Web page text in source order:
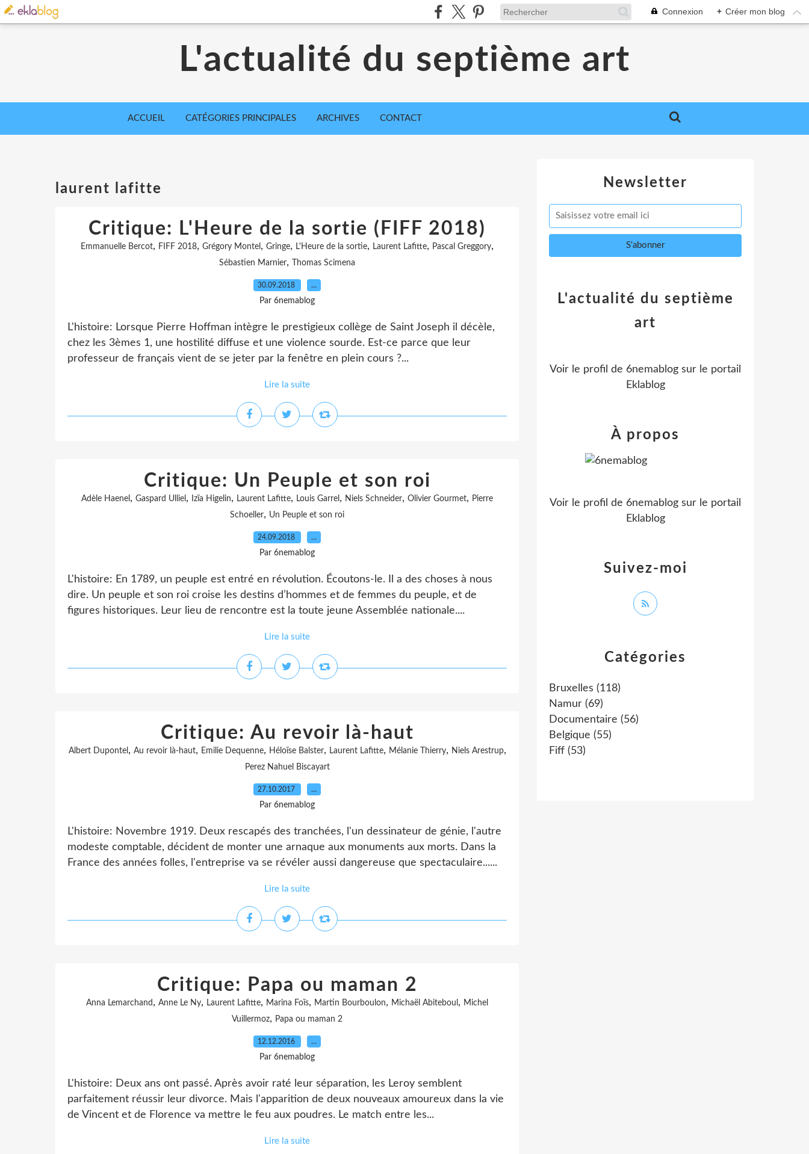
Connexion + Créer mon blog
L'actualité du septième art
ACCUEIL CATÉGORIES PRINCIPALES ARCHIVES CONTACT
laurent lafitte
Critique: L'Heure de la sortie (FIFF 2018)
Emmanuelle Bercot, FIFF 2018, Grégory Montel , Gringe, L'Heure de la sortie, Laurent Lafitte, Pascal Greggory,
Sébastien Marnier, Thomas Scimena
30.09.2018 …
Par 6nemablog
L'histoire: Lorsque Pierre Hoffman intègre le prestigieux collège de Saint Joseph il décèle,
chez les 3èmes 1, une hostilité diffuse et une violence sourde. Est-ce parce que leur
professeur de français vient de se jeter par la fenêtre en plein cours ?...
Lire la suite
Critique: Un Peuple et son roi
Adèle Haenel , Gaspard Ulliel , Izïa Higelin, Laurent Lafitte, Louis Garrel , Niels Schneider, Olivier Gourmet, Pierre
Schoeller, Un Peuple et son roi
24.09.2018 …
Par 6nemablog
L'histoire: En 1789, un peuple est entré en révolution. Écoutons-le. Il a des choses à nous
dire. Un peuple et son roi croise les destins d’hommes et de femmes du peuple, et de
figures historiques. Leur lieu de rencontre est la toute jeune Assemblée nationale....
Lire la suite
Critique: Au revoir là-haut
Albert Dupontel, Au revoir là-haut, Emilie Dequenne, Héloïse Balster, Laurent Lafitte, Mélanie Thierry, Niels Arestrup,
Perez Nahuel Biscayart
27.10.2017 …
Par 6nemablog
L'histoire: Novembre 1919. Deux rescapés des tranchées, l'un dessinateur de génie, l'autre
modeste comptable, décident de monter une arnaque aux monuments aux morts. Dans la
France des années folles, l'entreprise va se révéler aussi dangereuse que spectaculaire......
Lire la suite
Critique: Papa ou maman 2
Anna Lemarchand , Anne Le Ny, Laurent Lafitte, Marina Foïs, Martin Bourboulon, Michaël Abiteboul , Michel
Vuillermoz, Papa ou maman 2
12.12.2016 …
Par 6nemablog
L'histoire: Deux ans ont passé. Après avoir raté leur séparation, les Leroy semblent
parfaitement réussir leur divorce. Mais l'apparition de deux nouveaux amoureux dans la vie
de Vincent et de Florence va mettre le feu aux poudres. Le match entre les...
Lire la suite
Newsletter
Catégories
Bruxelles (118)
Namur (69)
Documentaire (56)
Belgique (55)
Fiff (53)
L'actualité du septième
art
Voir le profil de 6nemablog sur le portail
Eklablog
Suivez-moi
À propos
Voir le profil de 6nemablog sur le portail
Eklablog